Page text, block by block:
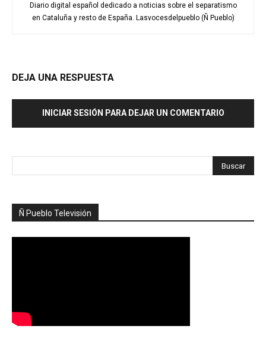
Diario digital español dedicado a noticias sobre el separatismo
en Cataluña y resto de España. Lasvocesdelpueblo (Ñ Pueblo)
DEJA UNA RESPUESTA
INICIAR SESIÓN PARA DEJAR UN COMENTARIO
Ñ Pueblo Televisión